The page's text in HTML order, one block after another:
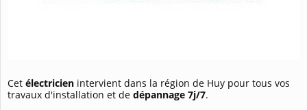
Cet électricien intervient dans la région de Huy pour tous vos
travaux d'installation et de dépannage 7j/7.